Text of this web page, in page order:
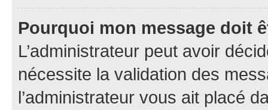
Pourquoi mon message doit
L’administrateur peut avoir
nécessite la validation des
l’administrateur vous ait placé